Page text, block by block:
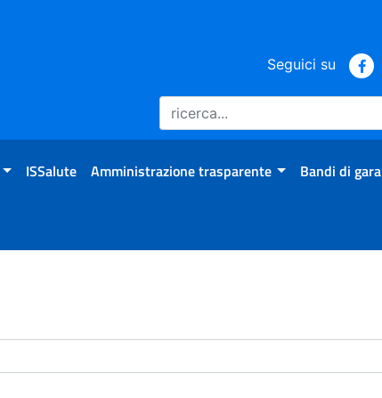
Seguici su
ISSalute Amministrazione trasparente Bandi di gara